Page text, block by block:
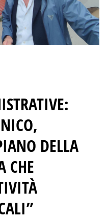
DELLA
CHE